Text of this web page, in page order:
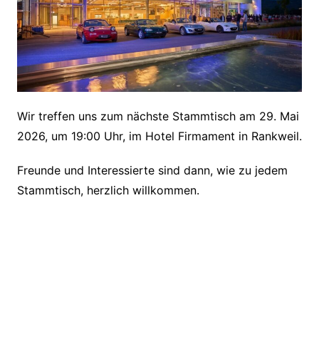
Wir treffen uns zum nächste Stammtisch am 29. Mai
2026, um 19:00 Uhr, im Hotel Firmament in Rankweil.
Freunde und Interessierte sind dann, wie zu jedem
Stammtisch, herzlich willkommen.